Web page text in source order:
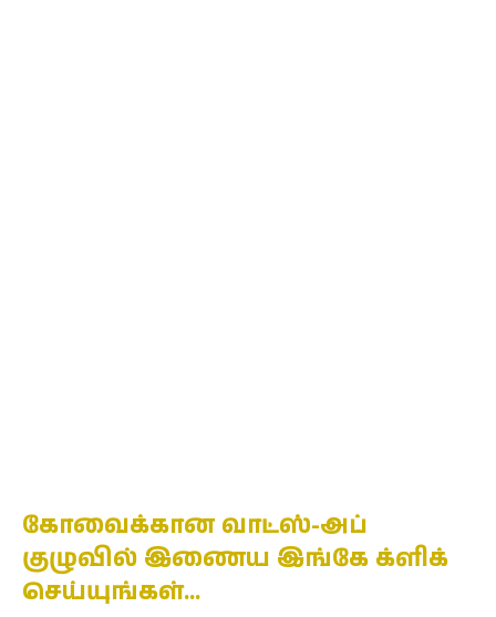
கோவைக்கான வாட்ஸ்-அப்
குழுவில் இணைய இங்கே க்ளிக்
செய்யுங்கள்…